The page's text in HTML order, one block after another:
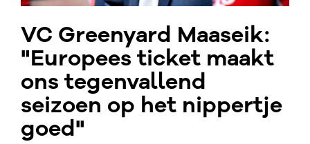
VC Greenyard Maaseik:
"Europees ticket maakt
ons tegenvallend
seizoen op het nippertje
goed"